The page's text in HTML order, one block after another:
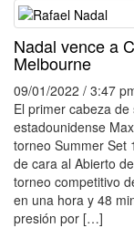
Nadal vence a
Melbourne
09/01/2022 / 3:47
El primer cabeza
estadounidense
torneo Summer Set
de cara al Abierto
torneo competitivo
en una hora y 48
presión por […]